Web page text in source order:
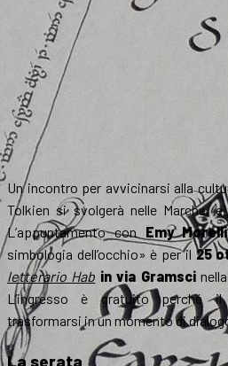
Un incontro per avvicinarsi alla
Tolkien si svolgerà nelle Marche,
L’appuntamento con Emy Morelli
simbologia dell’occhio» è per il25
letterario Hab in via Gramsci
L’ingresso è gratuito perché
trasformarsi in un momento di
La serata